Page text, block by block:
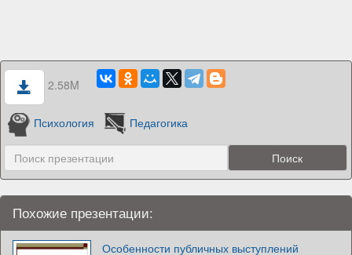
2.58M
Психология Педагогика
Похожие презентации:
Особенности публичных выступлений